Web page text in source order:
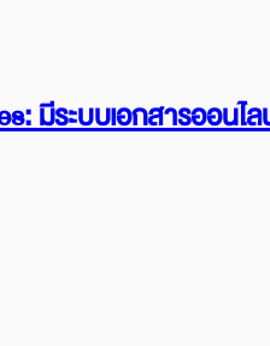
มีระบบเอกสารออน